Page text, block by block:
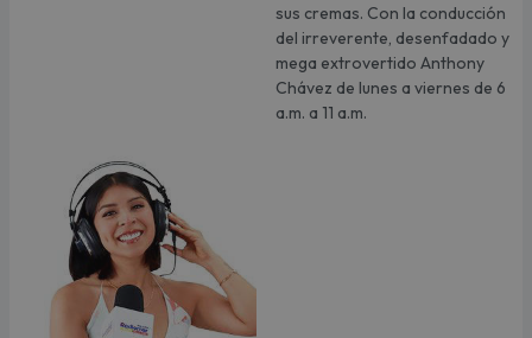
sus cremas. Con la conducción
del irreverente, desenfadado y
mega extrovertido Anthony
Chávez de lunes a viernes de 6
a.m. a 11 a.m.